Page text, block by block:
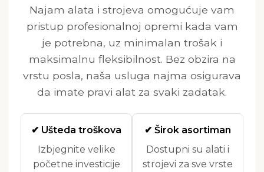
vašim potrebama, bilo na dnevnoj, tjednoj ili mjesečnoj
Najam alata i strojeva omogućuje vam
pristup profesionalnoj opremi kada vam
je potrebna, uz minimalan trošak i
maksimalnu fleksibilnost. Bez obzira na
vrstu posla, naša usluga najma osigurava
da imate pravi alat za svaki zadatak.
✔ Ušteda troškova
Izbjegnite velike
početne investicije
✔ Širok asortiman
Dostupni su alati i
strojevi za sve vrste